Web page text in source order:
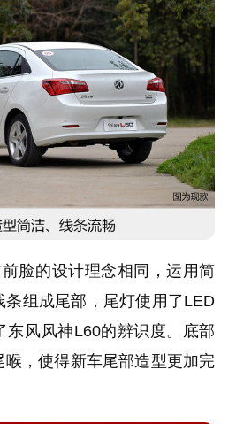
脸的设计理念相同，运用简
组成尾部，尾灯使用了LED
东风风神L60的辨识度。底部
，使得新车尾部造型更加完